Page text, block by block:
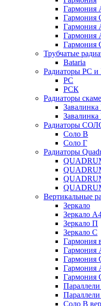
Гармония
Гармония
Гармония
Гармония
Гармония
Трубчатые
Bataria
Радиаторы РС
РС
РСК
Радиаторы
Радиаторы
Соло В
Соло Г
Радиаторы
Вертикальные
Зеркало
Зеркало
Зеркало П
Зеркало С
Гармония
Гармония
Гармония
Гармония
Гармония
Параллели
Соло В